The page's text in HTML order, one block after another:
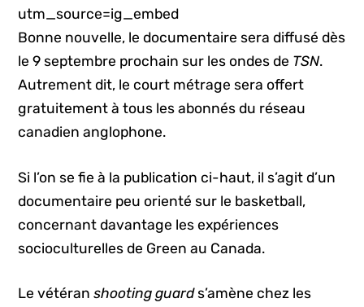
utm_source=ig_embed
Bonne nouvelle, le documentaire sera diffusé dès
le 9 septembre prochain sur les ondes de TSN.
Autrement dit, le court métrage sera offert
gratuitement à tous les abonnés du réseau
canadien anglophone.
Si l’on se fie à la publication ci-haut, il s’agit d’un
documentaire peu orienté sur le basketball,
concernant davantage les expériences
socioculturelles de Green au Canada.
Le vétéranshooting guards’amène chez les